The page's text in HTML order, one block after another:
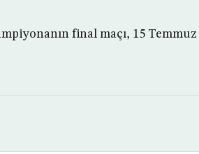
final maçı, 15 Temmuz